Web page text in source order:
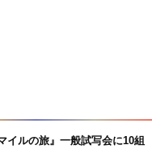
イルの旅』一般試写会に10組